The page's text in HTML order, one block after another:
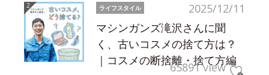
2025/12/11
ライフスタイル
マシンガンズ滝沢さんに聞
く、古いコスメの捨て方は？
｜コスメの断捨離・捨て方編
65891 view